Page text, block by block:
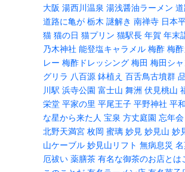
大阪 湯西川温泉 湯浅醤油ラーメン
道路に亀が 栃木 謎解き 南禅寺 日本
猫 猫の日 猫プリン 猫駅長 年賀 年末
乃木神社 能登塩キャラメル 梅酢 梅酢
レー 梅酢ドレッシング 梅田 梅田シ
グリラ 八百源 鉢植え 百舌鳥古墳群 品
川駅 浜寺公園 富士山 舞洲 伏見桃山
栄堂 平家の里 平尾王子 平野神社 平和
な星から来た人 宝泉 方丈庭園 忘年会
北野天満宮 枚岡 蜜璃 妙見 妙見山 妙
山ケーブル 妙見山リフト 無病息災
厄祓い 薬膳茶 有名な御茶のお店とは